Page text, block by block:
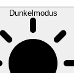
Dunkelmodus